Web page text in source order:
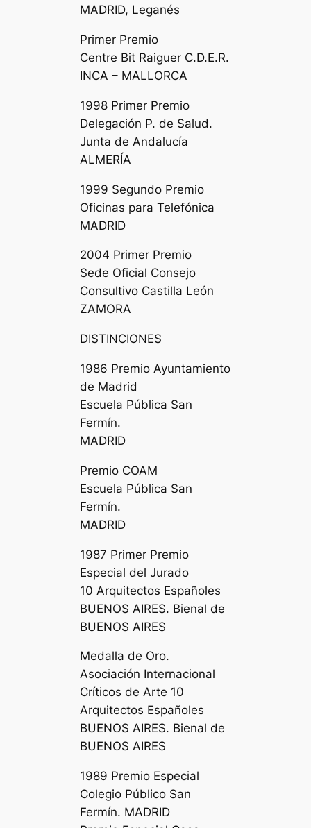
MADRID, Leganés
Primer Premio
Centre Bit Raiguer C.D.E.R.
INCA – MALLORCA
1998 Primer Premio
Delegación P. de Salud.
Junta de Andalucía
ALMERÍA
1999 Segundo Premio
Oficinas para Telefónica
MADRID
2004 Primer Premio
Sede Oficial Consejo
Consultivo Castilla León
ZAMORA
DISTINCIONES
1986 Premio Ayuntamiento
de Madrid
Escuela Pública San
Fermín.
MADRID
Premio COAM
Escuela Pública San
Fermín.
MADRID
1987 Primer Premio
Especial del Jurado
10 Arquitectos Españoles
BUENOS AIRES. Bienal de
BUENOS AIRES
Medalla de Oro.
Asociación Internacional
Críticos de Arte 10
Arquitectos Españoles
BUENOS AIRES. Bienal de
BUENOS AIRES
1989 Premio Especial
Colegio Público San
Fermín. MADRID